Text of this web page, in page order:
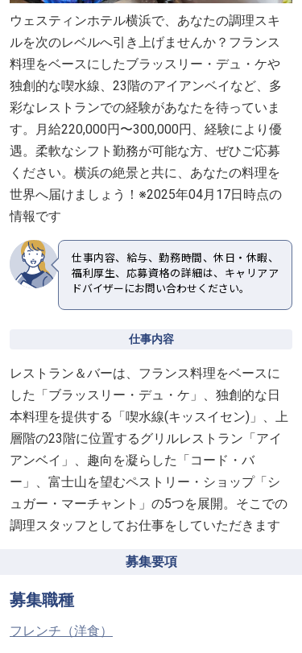
ウェスティンホテル横浜で、あなたの調理スキ
ルを次のレベルへ引き上げませんか？フランス
料理をベースにしたブラッスリー・デュ・ケや
独創的な喫水線、23階のアイアンベイなど、多
彩なレストランでの経験があなたを待っていま
す。月給220,000円〜300,000円、経験により優
遇。柔軟なシフト勤務が可能な方、ぜひご応募
ください。横浜の絶景と共に、あなたの料理を
世界へ届けましょう！※2025年04月17日時点の
情報です
仕事内容、給与、勤務時間、休日・休暇、
福利厚生、応募資格の詳細は、キャリアア
ドバイザーにお問い合わせください。
仕事内容
レストラン＆バーは、フランス料理をベースに
した「ブラッスリー・デュ・ケ」、独創的な日
本料理を提供する「喫水線(キッスイセン)」、上
層階の23階に位置するグリルレストラン「アイ
アンベイ」、趣向を凝らした「コード・バ
ー」、富士山を望むペストリー・ショップ「シ
ュガー・マーチャント」の5つを展開。そこでの
調理スタッフとしてお仕事をしていただきます
募集要項
募集職種
フレンチ（洋食）